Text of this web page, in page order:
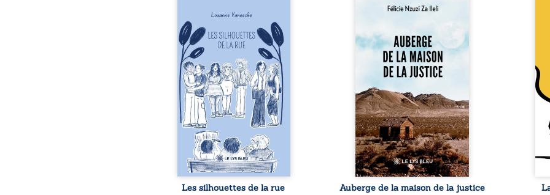
donne la parole à six
personnages ordinaires,
traversés par des pensées, des
émotions et des silences qui
pourraient appartenir à
chacun de nous. À travers
leurs parcours, ce roman invite
à porter un regard différent
sur celles et ceux qui nous
entourent, à deviner ce qui se
cache derrière les apparences
et à s’ouvrir au fourmillement
sensible de notre ...
Les silhouettes de la rue
Auberge de la maison de la
parcours exemplaire de Mbala
Zi Nkuaku Lema Félix.
Magistrat intègre, fervent
défenseur des droits humains
et de l’indépendance
judiciaire, il voit sa carrière de
trente-quatre ans brutalement
brisée par une révocation
arbitraire en 2009, plongeant
sa vie dans un chaos matériel
et moral. À ...
Auberge de la maison de la justice
le